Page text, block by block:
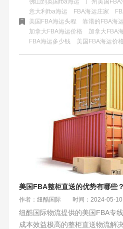
物流策略以应对价格波动，确保
佛山到英国fba海运 广州美国FBA
意大利fba海运
FBA海运庄家
美国FBA海运头程
靠谱的FBA海
加拿大FBA海运价格
加拿大FBA
FBA海运多少钱
美国FBA海运价格
美国FBA整柜直送的优势有哪些？
作者：纽酷国际 时间：2024-05-10
纽酷国际物流提供的美国FBA专
成本效益极高的整柜直送物流解